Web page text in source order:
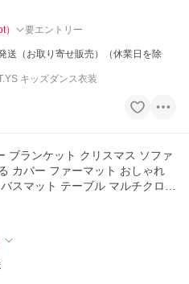
） 要エントリー
送（お取り寄せ販売）（休業日を除
キッズダンス衣装
ット クリスマス ソファ
カバー ファーマット おしゃれ
スマット テーブル マルチクロス